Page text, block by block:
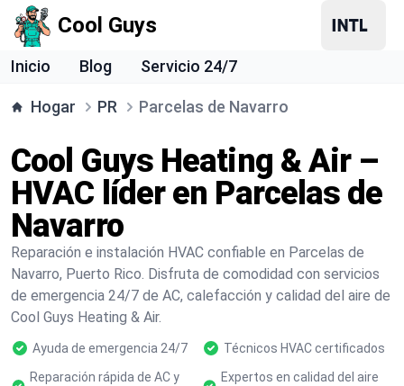
Cool Guys
Inicio Blog Servicio 24/7
Hogar PR Parcelas de Navarro
Cool Guys Heating & Air –
HVAC líder en Parcelas de
Navarro
Reparación e instalación HVAC confiable en Parcelas de
Navarro, Puerto Rico. Disfruta de comodidad con servicios
de emergencia 24/7 de AC, calefacción y calidad del aire de
Cool Guys Heating & Air.
Ayuda de emergencia 24/7
Técnicos HVAC certificados
Reparación rápida de AC y
Expertos en calidad del aire